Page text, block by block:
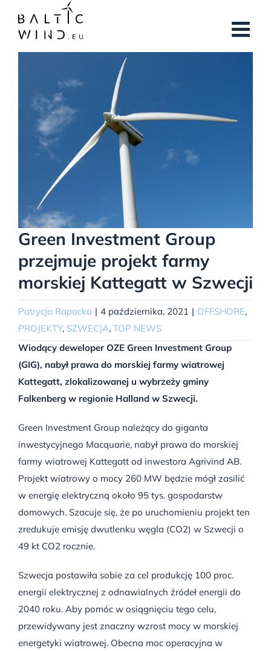
zawartości
obrazek
Green Investment Group
przejmuje projekt farmy
morskiej Kattegatt w Szwecji
Patrycja Rapacka | 4 października, 2021 | OFFSHORE,
PROJEKTY, SZWECJA, TOP NEWS
Wiodący deweloper OZE Green Investment Group
(GIG), nabył prawa do morskiej farmy wiatrowej
Kattegatt, zlokalizowanej u wybrzeży gminy
Falkenberg w regionie Halland w Szwecji.
Green Investment Group należący do giganta
inwestycyjnego Macquarie, nabył prawa do morskiej
farmy wiatrowej Kattegatt od inwestora Agrivind AB.
Projekt wiatrowy o mocy 260 MW będzie mógł zasilić
w energię elektryczną około 95 tys. gospodarstw
domowych. Szacuje się, że po uruchomieniu projekt ten
zredukuje emisję dwutlenku węgla (CO2) w Szwecji o
49 kt CO2 rocznie.
Szwecja postawiła sobie za cel produkcję 100 proc.
energii elektrycznej z odnawialnych źródeł energii do
2040 roku. Aby pomóc w osiągnięciu tego celu,
przewidywany jest znaczny wzrost mocy w morskiej
energetyki wiatrowej. Obecna moc operacyjna w